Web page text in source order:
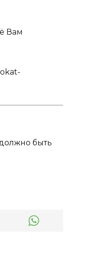
Вам
быть